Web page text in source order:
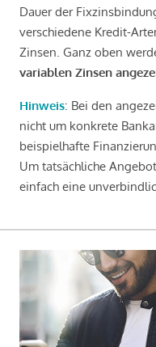
Dauer der
verschiedene Kredit-
Zinsen. Ganz oben
variablen Zinsen
Hinweis: Bei den
nicht um konkrete
beispielhafte
Um tatsächliche
einfach eine